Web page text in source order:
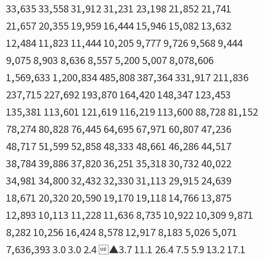
33,635 33,558 31,912 31,231 23,198 21,852 21,741
21,657 20,355 19,959 16,444 15,946 15,082 13,632
12,484 11,823 11,444 10,205 9,777 9,726 9,568 9,444
9,075 8,903 8,636 8,557 5,200 5,007 8,078,606
1,569,633 1,200,834 485,808 387,364 331,917 211,836
237,715 227,692 193,870 164,420 148,347 123,453
135,381 113,601 121,619 116,219 113,600 88,728 81,152
78,274 80,828 76,445 64,695 67,971 60,807 47,236
48,717 51,599 52,858 48,333 48,661 46,286 44,517
38,784 39,886 37,820 36,251 35,318 30,732 40,022
34,981 34,800 32,432 32,330 31,113 29,915 24,639
18,671 20,320 20,590 19,170 19,118 14,766 13,875
12,893 10,113 11,228 11,636 8,735 10,922 10,309 9,871
8,282 10,256 16,424 8,578 12,917 8,183 5,026 5,071
7,636,393 3.0 3.0 2.4 ▲3.7 11.1 26.4 7.5 5.9 13.2 17.1